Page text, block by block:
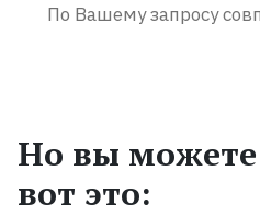
По Вашему запросу
Но вы можете
вот это: